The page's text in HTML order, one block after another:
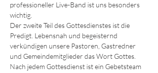
professioneller Live-Band ist uns besonders
wichtig.
Der zweite Teil des Gottesdienstes ist die
Predigt. Lebensnah und begeisternd
verkündigen unsere Pastoren, Gastredner
und Gemeindemitglieder das Wort Gottes.
Nach jedem Gottesdienst ist ein Gebetsteam